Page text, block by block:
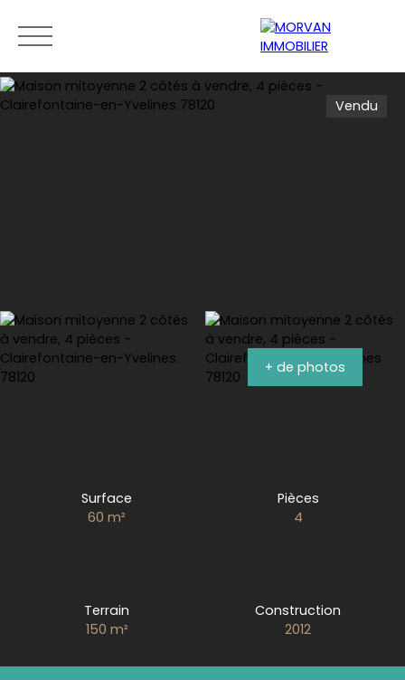
Menu Vendu
+ de photos
Surface
60m²
Pièces
4
Terrain
150 m²
Construction
2012